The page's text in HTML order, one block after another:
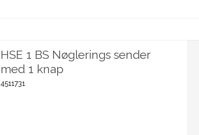
HSE 1 BS Nøglerings sender
med 1 knap
4511731